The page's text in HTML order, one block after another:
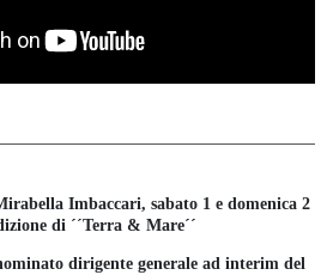
Imbaccari, sabato 1 e domenica 2
di ´´Terra & Mare´´
dirigente generale ad interim del